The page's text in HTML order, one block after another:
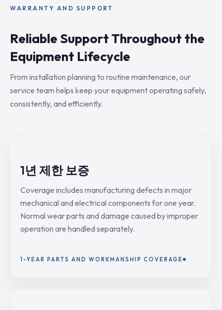
WARRANTY AND SUPPORT
Reliable Support Throughout the
Equipment Lifecycle
From installation planning to routine maintenance, our
service team helps keep your equipment operating safely,
consistently, and efficiently.
1년 제한 보증
Coverage includes manufacturing defects in major
mechanical and electrical components for one year.
Normal wear parts and damage caused by improper
operation are handled separately.
1-YEAR PARTS AND WORKMANSHIP COVERAGE